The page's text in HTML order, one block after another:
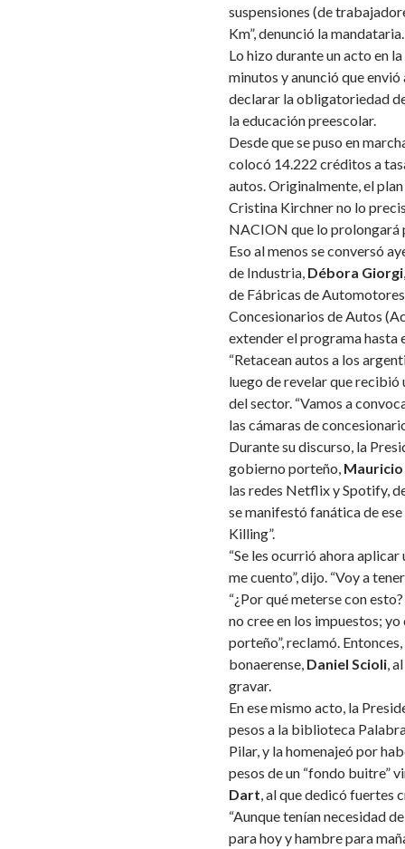
suspensiones (de
Km”, denunció la mandataria.
Lo hizo durante un acto en
minutos y anunció que
declarar la obligatoriedad
la educación preescolar.
Desde que se puso en
colocó 14.222 créditos a
autos. Originalmente, el
Cristina Kirchner no lo
NACION que lo prolongará
Eso al menos se conversó
de Industria, Débora Giorgi
de Fábricas de
Concesionarios de Autos
extender el programa hasta
“Retacean autos a los
luego de revelar que recibió
del sector. “Vamos a
las cámaras de
Durante su discurso, la
gobierno porteño,
las redes Netflix y Spotify,
se manifestó fanática de
Killing”.
“Se les ocurrió ahora
me cuento”, dijo. “Voy a
“¿Por qué meterse con
no cree en los impuestos;
porteño”, reclamó.
bonaerense, Daniel Scioli,
gravar.
En ese mismo acto, la
pesos a la biblioteca
Pilar, y la homenajeó por
pesos de un “fondo buitre”
Dart, al que dedicó fuertes
“Aunque tenían necesidad
para hoy y hambre para